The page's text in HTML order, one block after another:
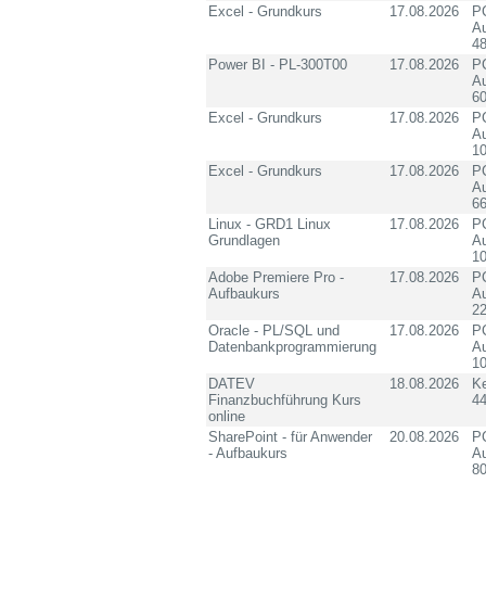
Excel - Grundkurs
17.08.2026
Power BI - PL-300T00
17.08.2026
Excel - Grundkurs
17.08.2026
Excel - Grundkurs
17.08.2026
Linux - GRD1 Linux
Grundlagen
17.08.2026
Adobe Premiere Pro -
Aufbaukurs
17.08.2026
Oracle - PL/SQL und
Datenbankprogrammierung
17.08.2026
DATEV
Finanzbuchführung Kurs
online
18.08.2026
SharePoint - für Anwender
- Aufbaukurs
20.08.2026